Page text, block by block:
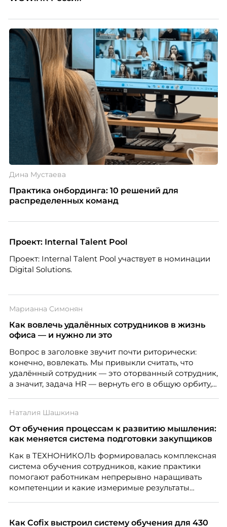
Дина Мустаева
Практика онбординга: 10 решений для
распределенных команд
Проект: Internal Talent Pool
Проект: Internal Talent Pool участвует в номинации
Digital Solutions.
Марианна Симонян
Как вовлечь удалённых сотрудников в жизнь
офиса — и нужно ли это
Вопрос в заголовке звучит почти риторически:
конечно, вовлекать. Мы привыкли считать, что
удалённый сотрудник — это оторванный сотрудник,
а значит, задача HR — вернуть его в общую орбиту,
вовлечения, стоит остановиться на неудобном
факте: данные говорят ровно обратное тому, что
подсказывает интуиция. Автор свежего выпуска
People Analytics, приглашённый лектор НИУ ВШЭ и
МИФИ, автор книги «Дао женской карьеры».
Наталия Шашкина
От обучения процессам к развитию мышления:
как меняется система подготовки закупщиков
Как в ТЕХНОНИКОЛЬ формировалась комплексная
система обучения сотрудников, какие практики
помогают работникам непрерывно наращивать
компетенции и какие измеримые результаты
закупкам направления «Минеральная изоляция»
Как Cofix выстроил систему обучения для 430